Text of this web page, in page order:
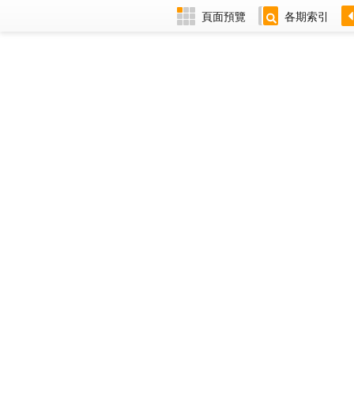
頁面預覽 各期索引